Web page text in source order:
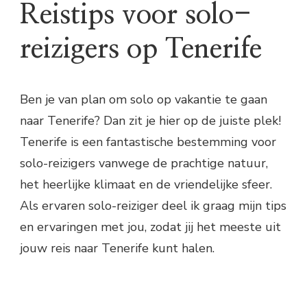
Reistips voor solo-
reizigers op Tenerife
Ben je van plan om solo op vakantie te gaan
naar Tenerife? Dan zit je hier op de juiste plek!
Tenerife is een fantastische bestemming voor
solo-reizigers vanwege de prachtige natuur,
het heerlijke klimaat en de vriendelijke sfeer.
Als ervaren solo-reiziger deel ik graag mijn tips
en ervaringen met jou, zodat jij het meeste uit
jouw reis naar Tenerife kunt halen.